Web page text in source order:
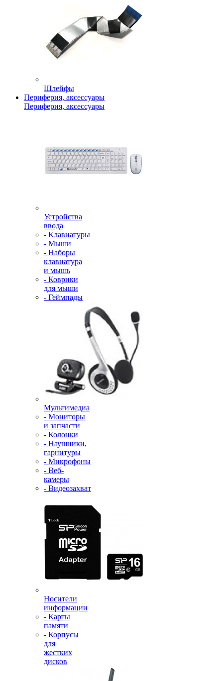
Шлейфы
Периферия, аксессуары
Периферия, аксессуары
Устройства
ввода
- Клавиатуры
- Мыши
- Наборы
клавиатура
и мышь
- Коврики
для мыши
- Геймпады
Мультимедиа
- Мониторы
и запчасти
- Колонки
- Наушники,
гарнитуры
- Микрофоны
- Веб-
камеры
- Видеозахват
Носители
информации
- Карты
памяти
- Корпусы
для
жестких
дисков